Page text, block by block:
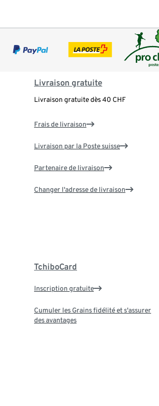
Livraison gratuite
Livraison gratuite dès 40 CHF
Frais de livraison
Livraison par la Poste suisse
Partenaire de livraison
Changer l'adresse de livraison
TchiboCard
Inscription gratuite
Cumuler les Grains fidélité et s'assurer
des avantages